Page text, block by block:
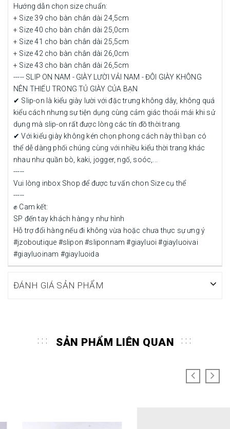
Hướng dẫn chọn size chuẩn:
+ Size 39 cho bàn chân dài 24,5cm
+ Size 40 cho bàn chân dài 25,0cm
+ Size 41 cho bàn chân dài 25,5cm
+ Size 42 cho bàn chân dài 26,0cm
+ Size 43 cho bàn chân dài 26,5cm
----- SLIP ON NAM - GIÀY LƯỜI VẢI NAM - ĐÔI GIÀY KHÔNG
NÊN THIẾU TRONG TỦ GIÀY CỦA BẠN
✔ Slip-on là kiểu giày lười với đặc trưng không dây, không quá
kiểu cách nhưng sự tiện dụng cùng cảm giác thoải mái khi sử
dụng mà slip-on rất được lòng các tín đồ thời trang.
✔ Với kiểu giày không kén chọn phong cách này thì bạn có
thể dễ dàng phối chúng cùng với nhiều kiểu thời trang khác
nhau như quần bò, kaki, jogger, ngố, soóc,...
-----
Vui lòng inbox Shop để được tư vấn chon Size cụ thể
-----
✊ Cam kết:
SP đến tay khách hàng y như hình
Hỗ trợ đổi hàng nếu đi không vừa hoặc chưa thực sự ưng ý
#jzoboutique #slipon #sliponnam #giayluoi #giayluoivai
#giayluoinam #giayluoida
ĐÁNH GIÁ SẢN PHẨM
SẢN PHẨM LIÊN QUAN